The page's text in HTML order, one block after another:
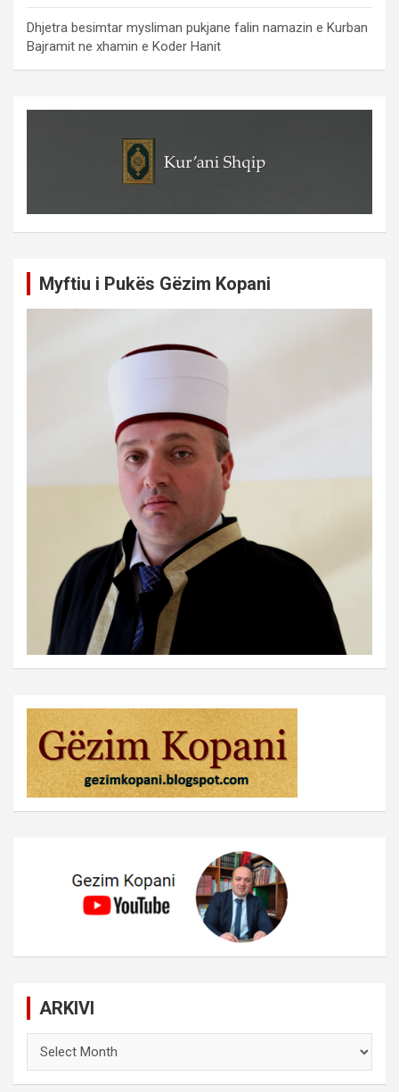
Dhjetra besimtar mysliman pukjane falin namazin e Kurban
Bajramit ne xhamin e Koder Hanit
Myftiu i Pukës Gëzim Kopani
ARKIVI